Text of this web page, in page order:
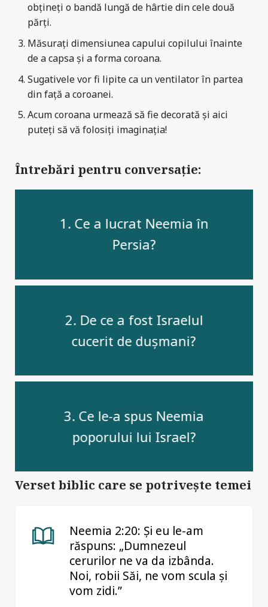
obțineți o bandă lungă de hârtie din cele două
părți.
Măsurați dimensiunea capului copilului înainte
de a capsa și a forma coroana.
Sugativele vor fi lipite ca un ventilator în partea
din față a coroanei.
Acum coroana urmează să fie decorată și aici
puteți să vă folosiți imaginația!
Întrebări pentru conversație:
1. Ce a lucrat Neemia în
Persia?
2. De ce a fost Israelul
cucerit de dușmani?
3. Ce le-a spus Neemia
poporului lui Israel?
Verset biblic care se potrivește temei
Neemia 2:20: Şi eu le-am
răspuns: „Dumnezeul
cerurilor ne va da izbânda.
Noi, robii Săi, ne vom scula şi
vom zidi.”